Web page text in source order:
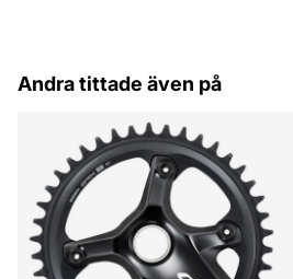
Andra tittade även på